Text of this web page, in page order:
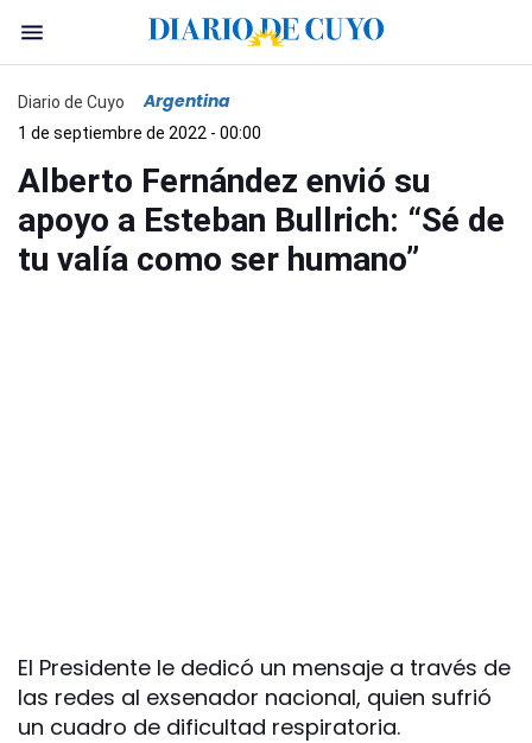
Diario de Cuyo Argentina
1 de septiembre de 2022 - 00:00
Alberto Fernández envió su
apoyo a Esteban Bullrich: “Sé de
tu valía como ser humano”
El Presidente le dedicó un mensaje a través de
las redes al exsenador nacional, quien sufrió
un cuadro de dificultad respiratoria.